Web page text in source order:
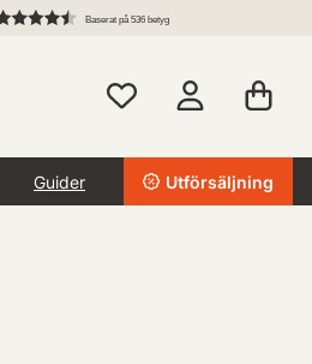
Baserat på 536 betyg
Guider Utförsäljning